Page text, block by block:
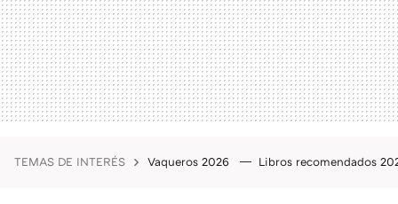
TEMAS DE INTERÉS Vaqueros 2026 Libros recomendados